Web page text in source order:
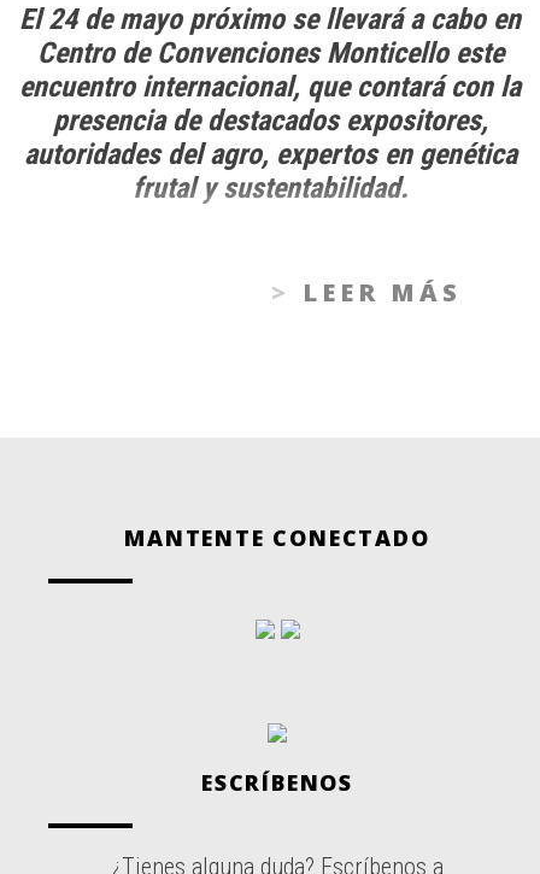
El 24 de mayo próximo se llevará a cabo en
Centro de Convenciones Monticello este
encuentro internacional, que contará con la
presencia de destacados expositores,
autoridades del agro, expertos en genética
frutal y sustentabilidad.
LEER MÁS
MANTENTE CONECTADO
ESCRÍBENOS
¿Tienes alguna duda? Escríbenos a